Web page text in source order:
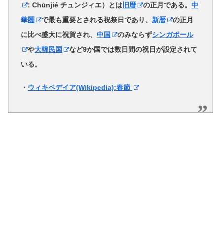
:Chūnjié チュンジィエ）とは 旧暦 の正月である。中
華圏
で最も重要とされる祝祭日であり、 新暦
の正月
に比べ盛大に祝賀され、中国 のみならずシンガポール
や大韓民国
など9か国では数日間の祝日が設定されて
いる。
・ ウィキペデイア(Wikipedia):春節